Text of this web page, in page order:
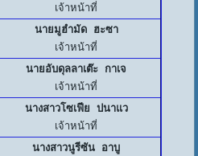
เจ้าหน้าที่
นายมูฮำมัด ฮะซา
เจ้าหน้าที่
นายอับดุลลาเต๊ะ กาเจ
เจ้าหน้าที่
นางสาวโซเฟีย ปนาแว
เจ้าหน้าที่
นางสาวนูรีซัน อาบู